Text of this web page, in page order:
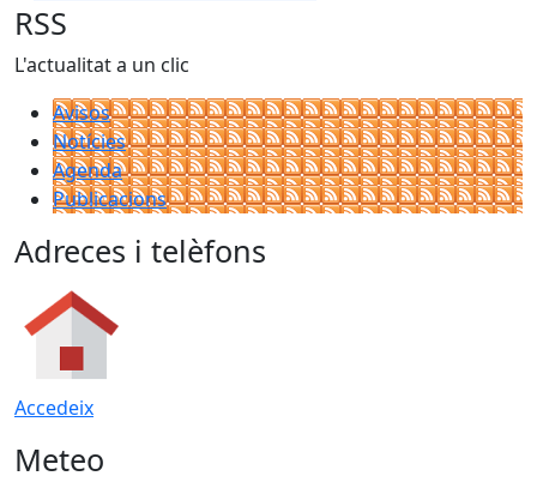
RSS
L'actualitat a un clic
Avisos
Notícies
Agenda
Publicacions
Adreces i telèfons
Accedeix
Meteo